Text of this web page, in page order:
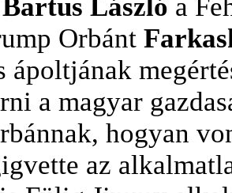
Bartus László a
Orbánt
ápoltjának
a magyar
hogyan
az